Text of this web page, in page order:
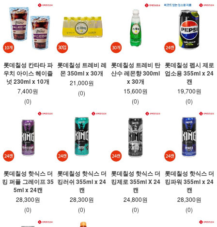
롯데칠성 칸타타 파
우치 아이스 헤이즐
넛 230ml x 10개
7,400원
(0)
롯데칠성 트레비 레
몬 350ml x 30개
21,000원
(0)
롯데칠성 트레비 탄
산수 레몬향 300ml
x 30개
15,600원
(0)
롯데칠성 펩시 제로
업소용 355ml x 24
캔
19,700원
(0)
롯데칠성 핫식스 더
킹 퍼플 그레이프 35
5ml x 24캔
28,300원
(0)
롯데칠성 핫식스 더
킹러쉬 355ml x 24
캔
28,300원
(0)
롯데칠성 핫식스 더
킹제로 355ml X 24
캔
24,800원
(0)
롯데칠성 핫식스 더
킹파워 355ml x 24
캔
28,300원
(0)